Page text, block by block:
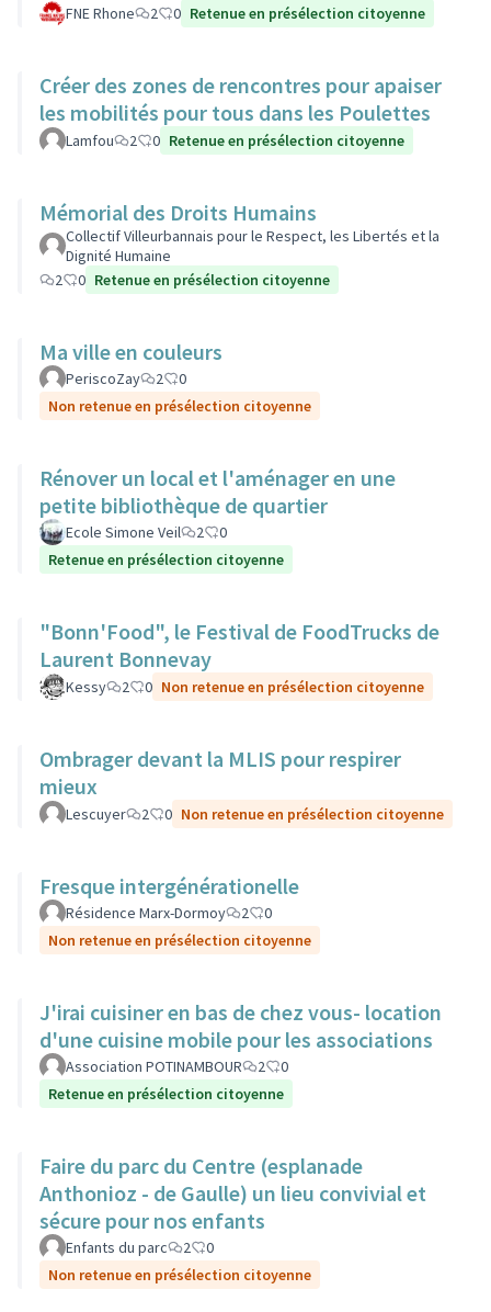
FNE Rhone 2 0 Retenue en présélection citoyenne
Créer des zones de rencontres pour apaiser
les mobilités pour tous dans les Poulettes
Lamfou 2 0 Retenue en présélection citoyenne
Mémorial des Droits Humains
Collectif Villeurbannais pour le Respect, les Libertés et la
Dignité Humaine
2
0 Retenue en présélection citoyenne
Ma ville en couleurs
PeriscoZay 2
0
Non retenue en présélection citoyenne
Rénover un local et l'aménager en une
petite bibliothèque de quartier
Ecole Simone Veil 2
0
Retenue en présélection citoyenne
"Bonn'Food", le Festival de FoodTrucks de
Laurent Bonnevay
Kessy 2 0 Non retenue en présélection citoyenne
Ombrager devant la MLIS pour respirer
mieux
Lescuyer 2 0 Non retenue en présélection citoyenne
Fresque intergénérationelle
Résidence Marx-Dormoy 2
0
Non retenue en présélection citoyenne
J'irai cuisiner en bas de chez vous- location
d'une cuisine mobile pour les associations
Association POTINAMBOUR 2
0
Retenue en présélection citoyenne
Faire du parc du Centre (esplanade
Anthonioz - de Gaulle) un lieu convivial et
sécure pour nos enfants
Enfants du parc 2
0
Non retenue en présélection citoyenne